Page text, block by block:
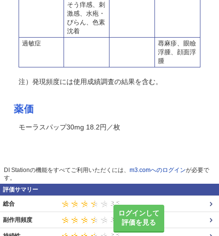
そう痒感、刺
激感、水疱・
びらん、色素
沈着
過敏症
蕁麻疹、眼瞼
浮腫、顔面浮
腫
注）発現頻度には使用成績調査の結果を含む。
薬価
モーラスパップ30mg 18.2円／枚
DI Stationの機能をすべてご利用いただくには、 m3.comへのログインが必要で
す。
評価サマリー
ログインして
評価を見る
総合
副作用頻度